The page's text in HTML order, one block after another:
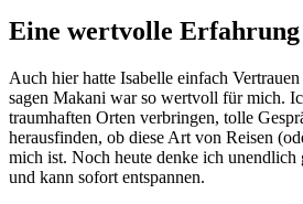
Eine wertvolle Erfahrung
Auch hier hatte Isabelle einfach
sagen Makani war so wertvoll für mich.
traumhaften Orten verbringen, tolle
herausfinden, ob diese Art von Reisen
mich ist. Noch heute denke ich unendlich
und kann sofort entspannen.